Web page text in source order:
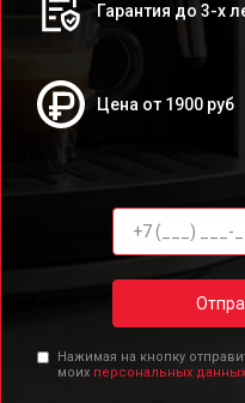
Гарантия до 3-х
Цена от 1900 руб
Нажимая на кнопку
моих персональных